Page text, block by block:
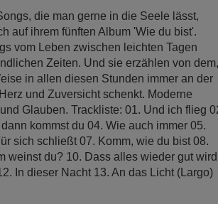
die man gerne in die Seele lässt,
auf ihrem fünften Album 'Wie du bist'.
vom Leben zwischen leichten Tagen
Zeiten. Und sie erzählen von dem,
in allen diesen Stunden immer an der
und Zuversicht schenkt. Moderne
Glauben. Trackliste: 01. Und ich flieg
kommst du 04. Wie auch immer 05.
sich schließt 07. Komm, wie du bist 08.
weinst du? 10. Dass alles wieder gut wird
In dieser Nacht 13. An das Licht (Largo)